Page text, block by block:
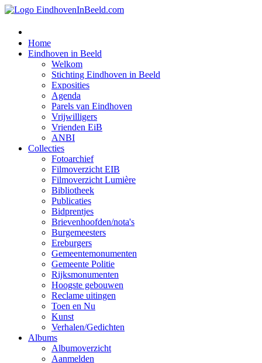
Home
Eindhoven in Beeld
Welkom
Stichting Eindhoven in Beeld
Exposities
Agenda
Parels van Eindhoven
Vrijwilligers
Vrienden EiB
ANBI
Collecties
Fotoarchief
Filmoverzicht EIB
Filmoverzicht Lumière
Bibliotheek
Publicaties
Bidprentjes
Brievenhoofden/nota's
Burgemeesters
Ereburgers
Gemeentemonumenten
Gemeente Politie
Rijksmonumenten
Hoogste gebouwen
Reclame uitingen
Toen en Nu
Kunst
Verhalen/Gedichten
Albums
Albumoverzicht
Aanmelden